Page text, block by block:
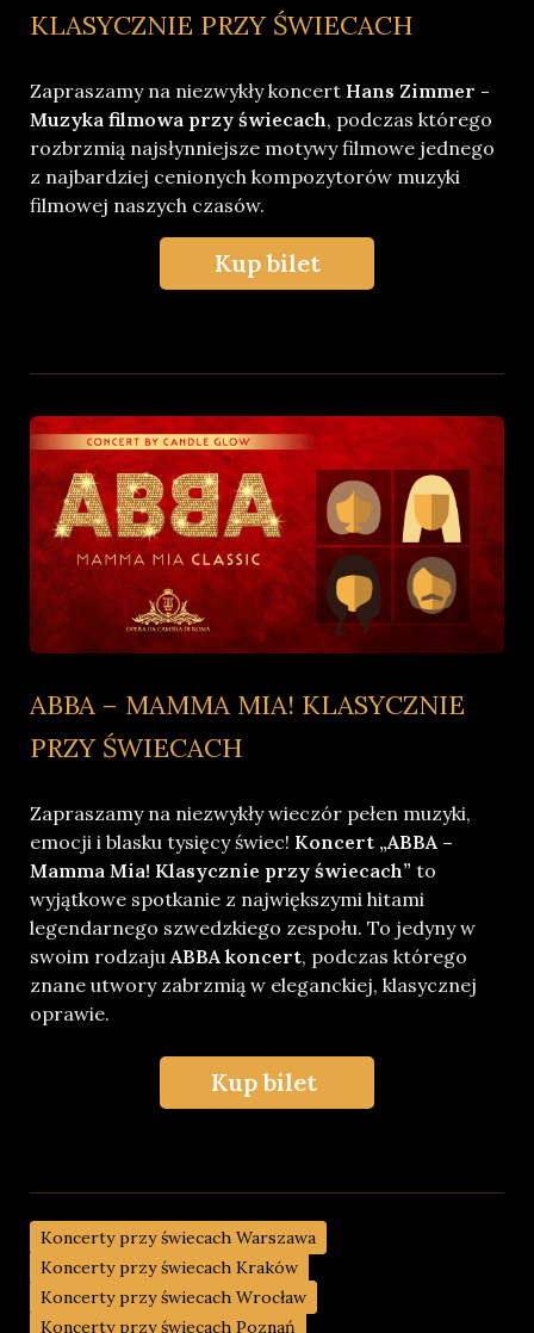
KLASYCZNIE PRZY ŚWIECACH
Zapraszamy na niezwykły koncert Hans Zimmer -
Muzyka filmowa przy świecach, podczas którego
rozbrzmią najsłynniejsze motywy filmowe jednego
z najbardziej cenionych kompozytorów muzyki
filmowej naszych czasów.
Kup bilet
ABBA – MAMMA MIA! KLASYCZNIE
PRZY ŚWIECACH
Zapraszamy na niezwykły wieczór pełen muzyki,
emocji i blasku tysięcy świec! Koncert „ABBA –
Mamma Mia! Klasycznie przy świecach” to
wyjątkowe spotkanie z największymi hitami
legendarnego szwedzkiego zespołu. To jedyny w
swoim rodzajuABBA koncert, podczas którego
znane utwory zabrzmią w eleganckiej, klasycznej
oprawie.
Kup bilet
Koncerty przy świecach Warszawa
Koncerty przy świecach Kraków
Koncerty przy świecach Wrocław
Koncerty przy świecach Poznań